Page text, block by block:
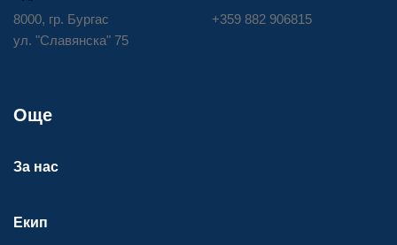
8000, гр. Бургас
ул. "Славянска" 75
+359 882 906815
Още
За нас
Екип